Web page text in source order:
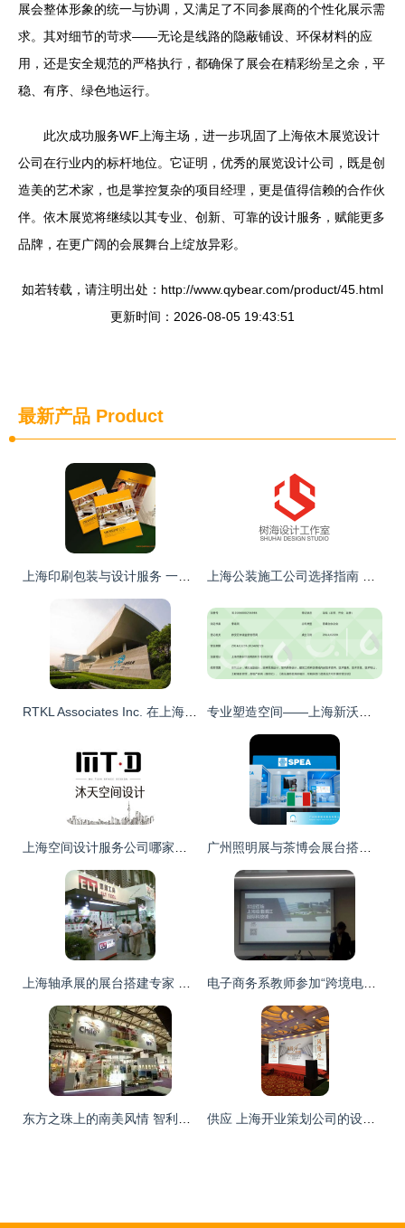
展会整体形象的统一与协调，又满足了不同参展商的个性化展示需
求。其对细节的苛求——无论是线路的隐蔽铺设、环保材料的应
用，还是安全规范的严格执行，都确保了展会在精彩纷呈之余，平
稳、有序、绿色地运行。
此次成功服务WF上海主场，进一步巩固了上海依木展览设计
公司在行业内的标杆地位。它证明，优秀的展览设计公司，既是创
造美的艺术家，也是掌控复杂的项目经理，更是值得信赖的合作伙
伴。依木展览将继续以其专业、创新、可靠的设计服务，赋能更多
品牌，在更广阔的会展舞台上绽放异彩。
如若转载，请注明出处：http://www.qybear.com/product/45.html
更新时间：2026-08-05 19:43:51
最新产品 Product